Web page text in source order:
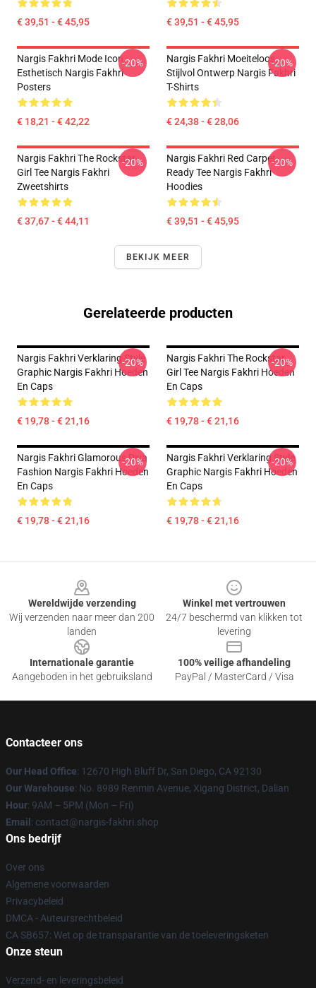
€ 39,51 - € 45,95 € 39,51 - € 45,95
Nargis Fakhri Mode Icon
Esthetisch Nargis Fakhri
Posters
€ 18,21 - € 42,22
-20%
Nargis Fakhri Moeiteloos
Stijlvol Ontwerp Nargis Fakhri
T-Shirts
€ 24,38 - € 28,06
-20%
Nargis Fakhri The Rockstar
Girl Tee Nargis Fakhri
Zweetshirts
€ 37,67 - € 44,11
-20%
Nargis Fakhri Red Carpet
Ready Tee Nargis Fakhri
Hoodies
€ 39,51 - € 45,95
-20%
BEKIJK MEER
Gerelateerde producten
Nargis Fakhri Verklaring Style
Graphic Nargis Fakhri Hoeden
En Caps
€ 19,78 - € 21,16
-20%
Nargis Fakhri The Rockstar
Girl Tee Nargis Fakhri Hoeden
En Caps
€ 19,78 - € 21,16
-20%
Nargis Fakhri Glamorous Diva
Fashion Nargis Fakhri Hoeden
En Caps
€ 19,78 - € 21,16
-20%
Nargis Fakhri Verklaring Style
Graphic Nargis Fakhri Hoeden
En Caps
€ 19,78 - € 21,16
-20%
Wereldwijde verzending
Wij verzenden naar meer dan 200
landen
Winkel met vertrouwen
24/7 beschermd van klikken tot
levering
Internationale garantie
Aangeboden in het gebruiksland
100% veilige afhandeling
PayPal / MasterCard / Visa
Contacteer ons
Our Head Office: 12670 High Bluff Dr, San Diego, CA 92130
Our Warehouse: No. 8989 Renmin Avenue, Xigang District, Dalian
Hour: 9AM – 5PM (Mon – Fri)
Email : contact@nargis-fakhri.shop
Ons bedrijf
Over ons
Algemene voorwaarden
Privacybeleid
DMCA - Auteursrechtbeleid
CA SB657: Wet op de transparantie van de toeleveringsketen
Onze steun
Verzend- en leveringsbeleid